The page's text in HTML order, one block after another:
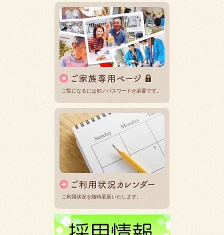
ご覧になるにはID／パスワードが必要です。
ご利用状況を随時更新いたします。